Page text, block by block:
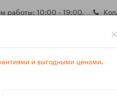
работы: 10:00 - 19:00.
×
и выгодными ценами.